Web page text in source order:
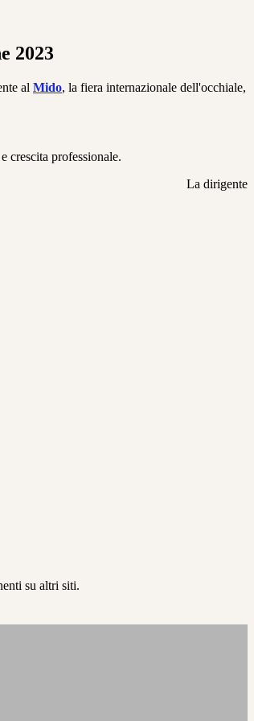
2023
al Mido, la fiera internazionale dell'occhiale,
crescita professionale.
La dirigente
su altri siti.